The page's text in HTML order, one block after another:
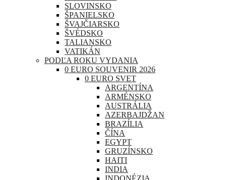
SLOVINSKO
ŠPANIELSKO
ŠVAJČIARSKO
ŠVÉDSKO
TALIANSKO
VATIKÁN
PODĽA ROKU VYDANIA
0 EURO SOUVENIR 2026
0 EURO SVET
ARGENTÍNA
ARMÉNSKO
AUSTRÁLIA
AZERBAJDŽAN
BRAZÍLIA
ČÍNA
EGYPT
GRUZÍNSKO
HAITI
INDIA
INDONÉZIA